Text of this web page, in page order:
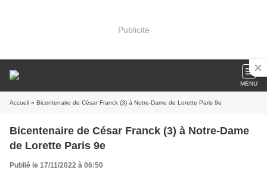
Publicité
MENU
Accueil » Bicentenaire de César Franck (3) à Notre-Dame de Lorette Paris 9e
Bicentenaire de César Franck (3) à Notre-Dame
de Lorette Paris 9e
Publié le 17/11/2022 à 06:50